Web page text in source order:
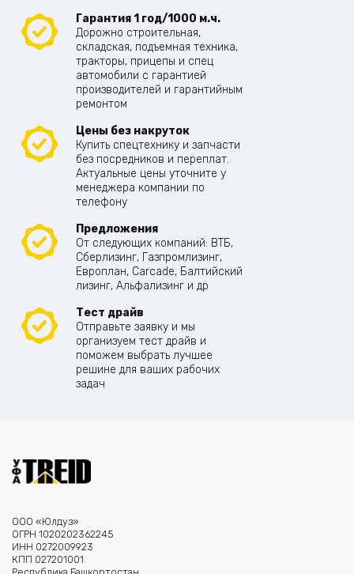
Гарантия 1 год/1000 м.ч.
Дорожно строительная,
складская, подъемная техника,
тракторы, прицепы и спец
автомобили с гарантией
производителей и гарантийным
ремонтом
Цены без накруток
Купить спецтехнику и запчасти
без посредников и переплат.
Актуальные цены уточните у
менеджера компании по
телефону
Предложения
От следующих компаний: ВТБ,
Сберлизинг, Газпромлизинг,
Европлан, Carcade, Балтийский
лизинг, Альфализинг и др
Тест драйв
Отправьте заявку и мы
организуем тест драйв и
поможем выбрать лучшее
решине для ваших рабочих
задач
ООО «Юлдуз»
ОГРН 1020202362245
ИНН 0272009923
КПП 027201001